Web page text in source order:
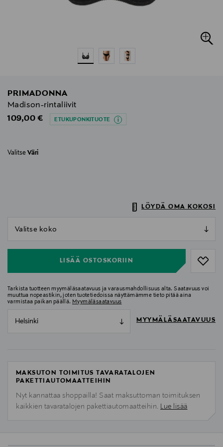
PRIMADONNA
Madison-rintaliivit
Original Price
109,00 € ETUKUPONKITUOTE
Valitse Väri
LÖYDÄ OMA KOKOSI
LISÄÄ OSTOSKORIIN
Tarkista tuotteen myymäläsaatavuus ja varausmahdollisuus alta. Saatavuus voi
muuttua nopeastikin, joten tuotetiedoissa näyttämämme tieto pitää aina
varmistaa paikan päällä. Myymäläsaatavuus
Helsinki MYYMÄLÄSAATAVUUS
MAKSUTON TOIMITUS TAVARATALOJEN
PAKETTIAUTOMAATTEIHIN
Nyt kannattaa shoppailla! Saat maksuttoman toimituksen
kaikkien tavaratalojen pakettiautomaatteihin. Lue lisää